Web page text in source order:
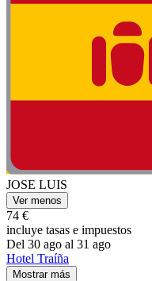
JOSE LUIS
Ver menos
74 €
incluye tasas e impuestos
Del 30 ago al 31 ago
Hotel Traíña
Mostrar más